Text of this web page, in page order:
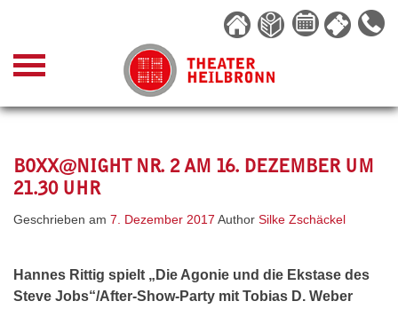
content
BOXX@NIGHT NR. 2 AM 16. DEZEMBER UM
21.30 UHR
Geschrieben am 7. Dezember 2017 Author Silke Zschäckel
Hannes Rittig spielt „Die Agonie und die Ekstase des
Steve Jobs“/After-Show-Party mit Tobias D. Weber